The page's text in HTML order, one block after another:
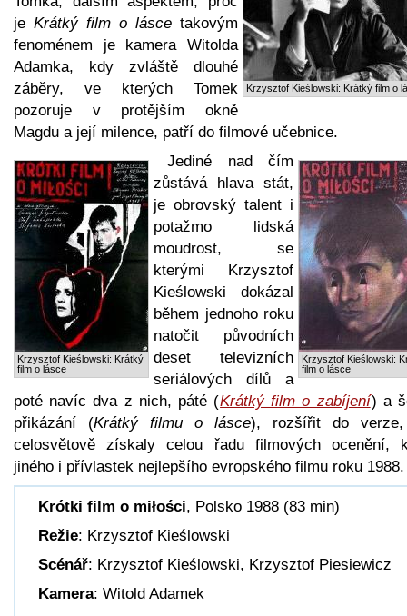
Krzysztof Kieślowski: Krátký film o
je Krátký film o lásce takovým
fenoménem je kamera Witolda
Adamka, kdy zvláště dlouhé
záběry, ve kterých Tomek
pozoruje v protějším okně
Magdu a její milence, patří do filmové učebnice.
Krzysztof Kieślowski: Krátký
film o lásce
Krzysztof Kieślowski:
film o lásce
Jediné nad čím
zůstává hlava stát,
je obrovský talent i
potažmo lidská
moudrost, se
kterými Krzysztof
Kieślowski dokázal
během jednoho roku
natočit původních
deset televizních
seriálových dílů a
poté navíc dva z nich, páté (Krátký film o zabíjení) a
přikázání (Krátký filmu o lásce), rozšířit do
celosvětově získaly celou řadu filmových ocenění,
jiného i přívlastek nejlepšího evropského filmu roku 1988.
Krótki film o miłości, Polsko 1988 (83 min)
Režie: Krzysztof Kieślowski
Scénář: Krzysztof Kieślowski, Krzysztof Piesiewicz
Kamera: Witold Adamek